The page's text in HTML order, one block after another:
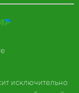
исключительно